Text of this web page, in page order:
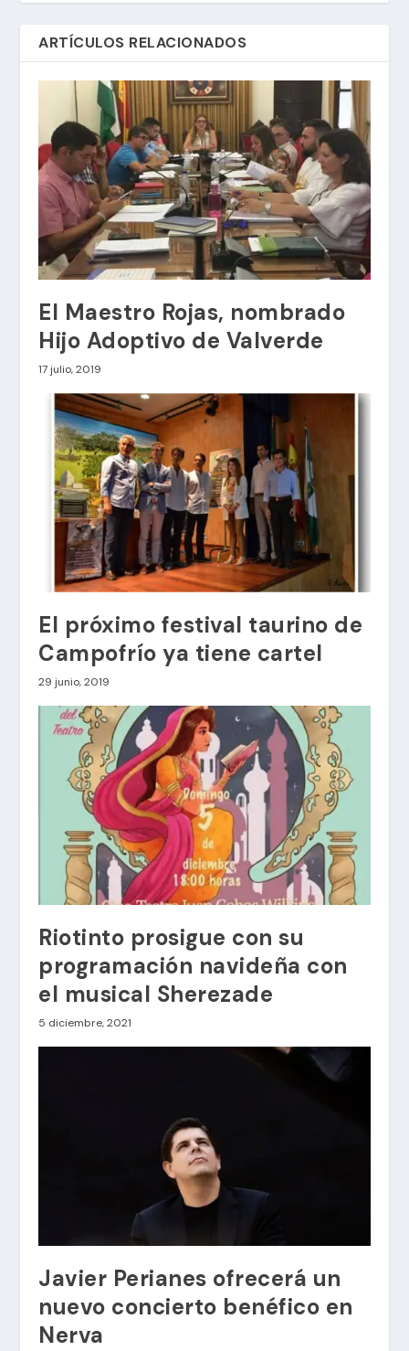
ARTÍCULOS RELACIONADOS
El Maestro Rojas, nombrado
Hijo Adoptivo de Valverde
17 julio, 2019
El próximo festival taurino de
Campofrío ya tiene cartel
29 junio, 2019
Riotinto prosigue con su
programación navideña con
el musical Sherezade
5 diciembre, 2021
Javier Perianes ofrecerá un
nuevo concierto benéfico en
Nerva